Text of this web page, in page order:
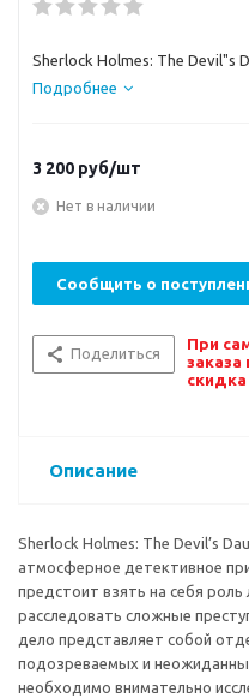
Sherlock Holmes: The Devil"s
Подробнее
3 200 руб/шт
Нет в наличии
Сообщить о
Поделиться
При
Описание
Sherlock Holmes: The Devil’s
атмосферное детективное
предстоит взять на себя
расследовать сложные
дело представляет собой
подозреваемых и
необходимо внимательно